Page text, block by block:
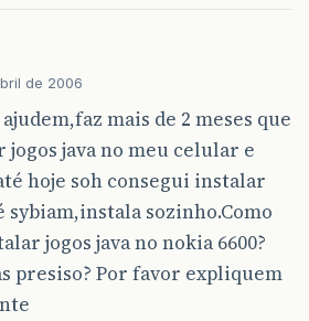
de 2006
mais de 2 meses que
java no meu celular e
hoje soh consegui instalar
sybiam,instala sozinho.Como
jogos java no nokia 6600?
presiso? Por favor expliquem